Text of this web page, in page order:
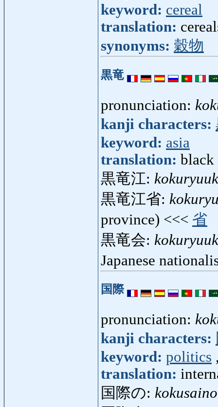
keyword: cereal
translation:
synonyms: 穀物
黒竜
pronunciation:
kanji characters:
keyword: asia
translation: black
黒竜江:
黒竜江省:
province) <<< 省
黒竜会:
Japanese
国際
pronunciation:
kanji characters:
keyword: politics
translation:
国際の: kokusaino